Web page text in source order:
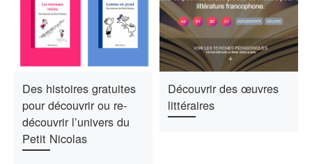
Des histoires gratuites
pour découvrir ou re-
découvrir l’univers du
Petit Nicolas
Découvrir des œuvres
littéraires